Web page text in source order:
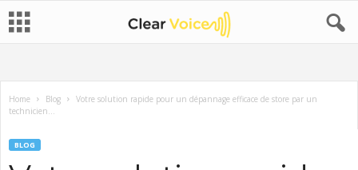
Home Blog
Votre solution rapide pour un dépannage efficace de store par un
technicien...
BLOG